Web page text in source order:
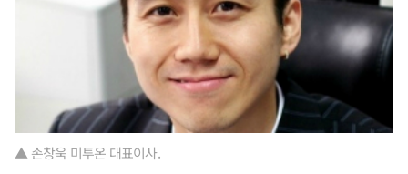
▲ 손창욱 미투온 대표이사.